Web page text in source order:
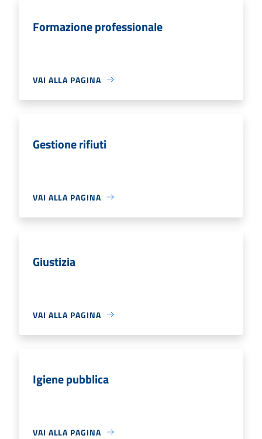
Formazione professionale
VAI ALLA PAGINA
Gestione rifiuti
VAI ALLA PAGINA
Giustizia
VAI ALLA PAGINA
Igiene pubblica
VAI ALLA PAGINA